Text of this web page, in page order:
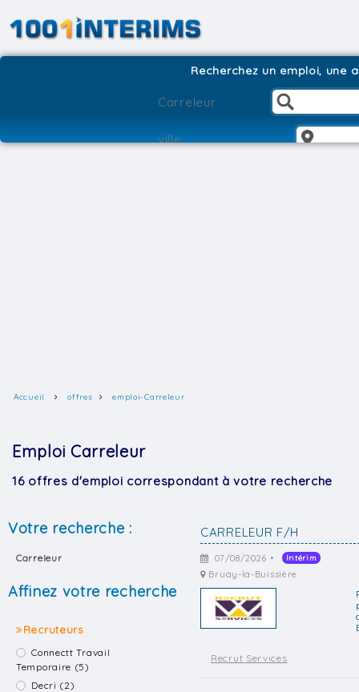
Recherchez un emploi, une
Accueil offres emploi-Carreleur
Emploi Carreleur
16 offres d'emploi correspondant à votre recherche
Votre recherche :
Carreleur
Affinez votre recherche
Recruteurs
Connectt Travail
Temporaire (5)
Decri (2)
CARRELEUR F/H
07/08/2026 • Intérim
Bruay-la-Buissière
Recrut Services